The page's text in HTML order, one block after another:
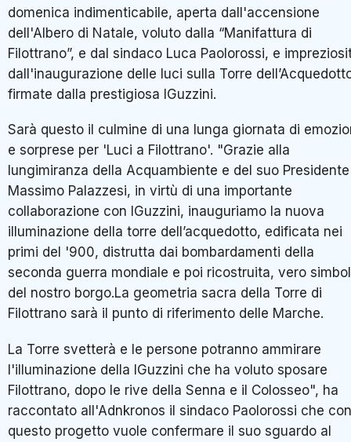
domenica indimenticabile, aperta dall'accensione
dell'Albero di Natale, voluto dalla “Manifattura di
Filottrano”, e dal sindaco Luca Paolorossi, e
dall'inaugurazione delle luci sulla Torre
firmate dalla prestigiosa IGuzzini.
Sarà questo il culmine di una lunga giornata di
e sorprese per 'Luci a Filottrano'. "Grazie alla
lungimiranza della Acquambiente e del suo Presidente
Massimo Palazzesi, in virtù di una importante
collaborazione con IGuzzini, inauguriamo la nuova
illuminazione della torre dell’acquedotto, edificata nei
primi del '900, distrutta dai bombardamenti della
seconda guerra mondiale e poi ricostruita, vero
del nostro borgo.La geometria sacra della Torre di
Filottrano sarà il punto di riferimento delle Marche.
La Torre svetterà e le persone potranno ammirare
l'illuminazione della IGuzzini che ha voluto sposare
Filottrano, dopo le rive della Senna e il Colosseo", ha
raccontato all'Adnkronos il sindaco Paolorossi che con
questo progetto vuole confermare il suo sguardo al